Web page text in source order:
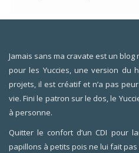
Jamais sans ma cravate est un
pour les Yuccies, une version du
projets, il est créatif et n’a pas
vie. Fini le patron sur le dos, le
à personne.
Quitter le confort d’un CDI pour
papillons à petits pois ne lui fait